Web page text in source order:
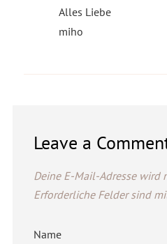
Alles Liebe
miho
Leave a
Deine E-Mail-Adresse wird
Erforderliche Felder sind
Name